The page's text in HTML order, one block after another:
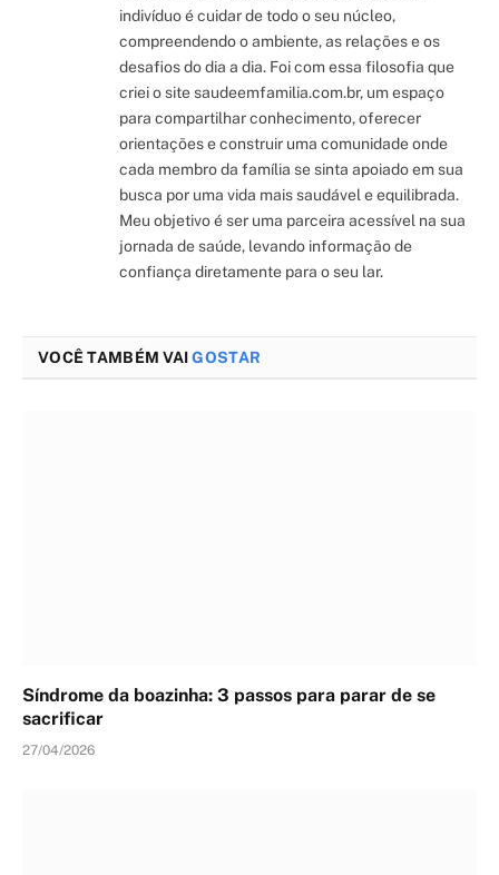
indivíduo é cuidar de todo o seu núcleo,
compreendendo o ambiente, as relações e os
desafios do dia a dia. Foi com essa filosofia que
criei o site saudeemfamilia.com.br, um espaço
para compartilhar conhecimento, oferecer
orientações e construir uma comunidade onde
cada membro da família se sinta apoiado em sua
busca por uma vida mais saudável e equilibrada.
Meu objetivo é ser uma parceira acessível na sua
jornada de saúde, levando informação de
confiança diretamente para o seu lar.
VOCÊ TAMBÉM VAIGOSTAR
Síndrome da boazinha: 3 passos para parar de se
sacrificar
27/04/2026